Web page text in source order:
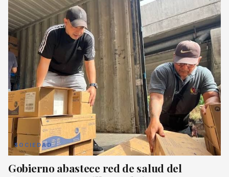
SOCIEDAD
Gobierno abastece red de salud del